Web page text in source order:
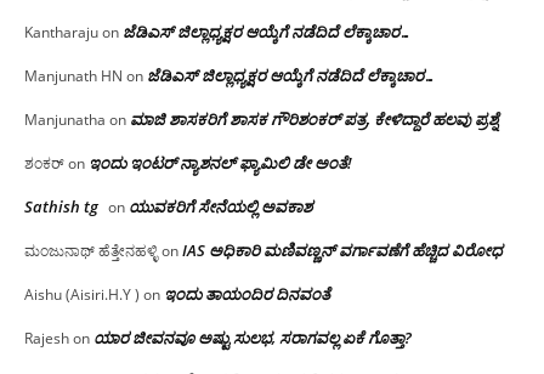
Kantharajuon ಜೆಡಿಎಸ್ ಜಿಲ್ಲಾಧ್ಯಕ್ಷರ ಆಯ್ಕೆಗೆ ನಡೆದಿದೆ ಲೆಕ್ಕಾಚಾರ…
Manjunath HN on ಜೆಡಿಎಸ್ ಜಿಲ್ಲಾಧ್ಯಕ್ಷರ ಆಯ್ಕೆಗೆ ನಡೆದಿದೆ ಲೆಕ್ಕಾಚಾರ…
Manjunatha on ಮಾಜಿ ಶಾಸಕರಿಗೆ ಶಾಸಕ ಗೌರಿಶಂಕರ್ ಪತ್ರ, ಕೇಳಿದ್ದಾರೆ ಹಲವು ಪ್ರಶ್ನೆ
ಶಂಕರ್on ಇಂದು ಇಂಟರ್ ನ್ಯಾಶನಲ್ ಫ್ಯಾಮಿಲಿ ಡೇ ಅಂತೆ!
Sathish tg on ಯುವಕರಿಗೆ ಸೇನೆಯಲ್ಲಿ ಅವಕಾಶ
ಮಂಜುನಾಥ್ ಹೆತ್ತೇನಹಳ್ಳಿonIAS ಅಧಿಕಾರಿ ಮಣಿವಣ್ಣನ್ ವರ್ಗಾವಣೆಗೆ ಹೆಚ್ಚಿದ‌ ವಿರೋಧ
Aishu (Aisiri.H.Y ) on ಇಂದು ತಾಯಂದಿರ ದಿನವಂತೆ
Rajeshon ಯಾರ ಜೀವನವೂ ಅಷ್ಟು ಸುಲಭ, ಸರಾಗವಲ್ಲ ಏಕೆ ಗೊತ್ತಾ?